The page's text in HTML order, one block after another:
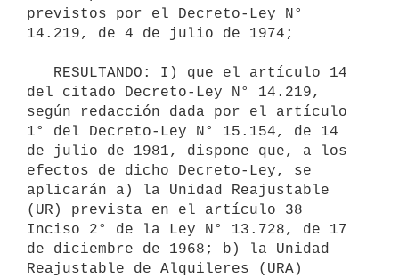
previstos por el Decreto-Ley N°
14.219, de 4 de julio de 1974;
del citado Decreto-Ley N° 14.219,
según redacción dada por el artículo
1° del Decreto-Ley N° 15.154, de 14
de julio de 1981, dispone que, a los
efectos de dicho Decreto-Ley, se
aplicarán a) la Unidad Reajustable
(UR) prevista en el artículo 38
Inciso 2° de la Ley N° 13.728, de 17
de diciembre de 1968; b) la Unidad
Reajustable de Alquileres (URA)